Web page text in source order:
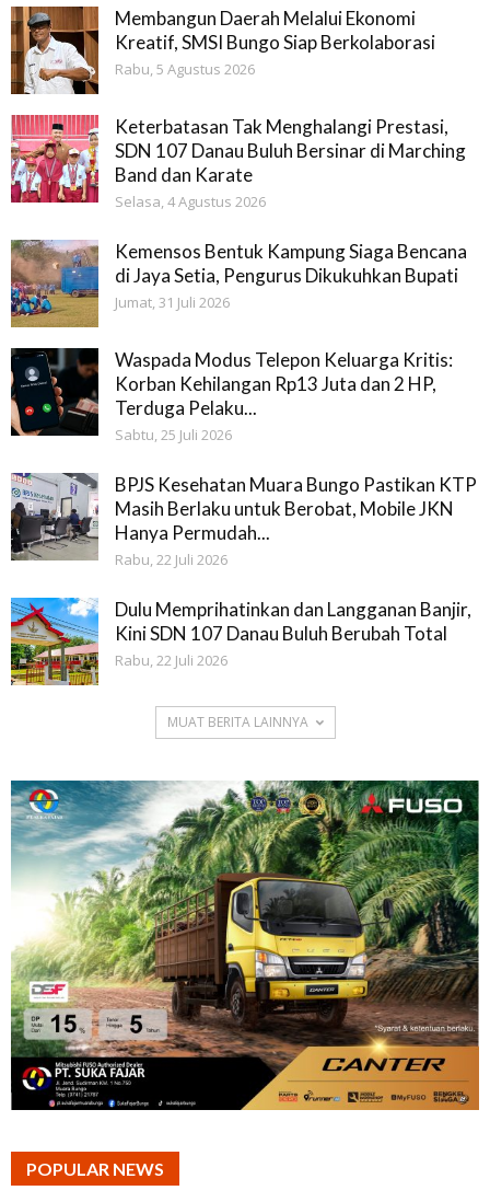
Membangun Daerah Melalui Ekonomi
Kreatif, SMSI Bungo Siap Berkolaborasi
Rabu, 5 Agustus 2026
Keterbatasan Tak Menghalangi Prestasi,
SDN 107 Danau Buluh Bersinar di Marching
Band dan Karate
Selasa, 4 Agustus 2026
Kemensos Bentuk Kampung Siaga Bencana
di Jaya Setia, Pengurus Dikukuhkan Bupati
Jumat, 31 Juli 2026
Waspada Modus Telepon Keluarga Kritis:
Korban Kehilangan Rp13 Juta dan 2 HP,
Terduga Pelaku...
Sabtu, 25 Juli 2026
BPJS Kesehatan Muara Bungo Pastikan KTP
Masih Berlaku untuk Berobat, Mobile JKN
Hanya Permudah...
Rabu, 22 Juli 2026
Dulu Memprihatinkan dan Langganan Banjir,
Kini SDN 107 Danau Buluh Berubah Total
Rabu, 22 Juli 2026
MUAT BERITA LAINNYA
POPULAR NEWS